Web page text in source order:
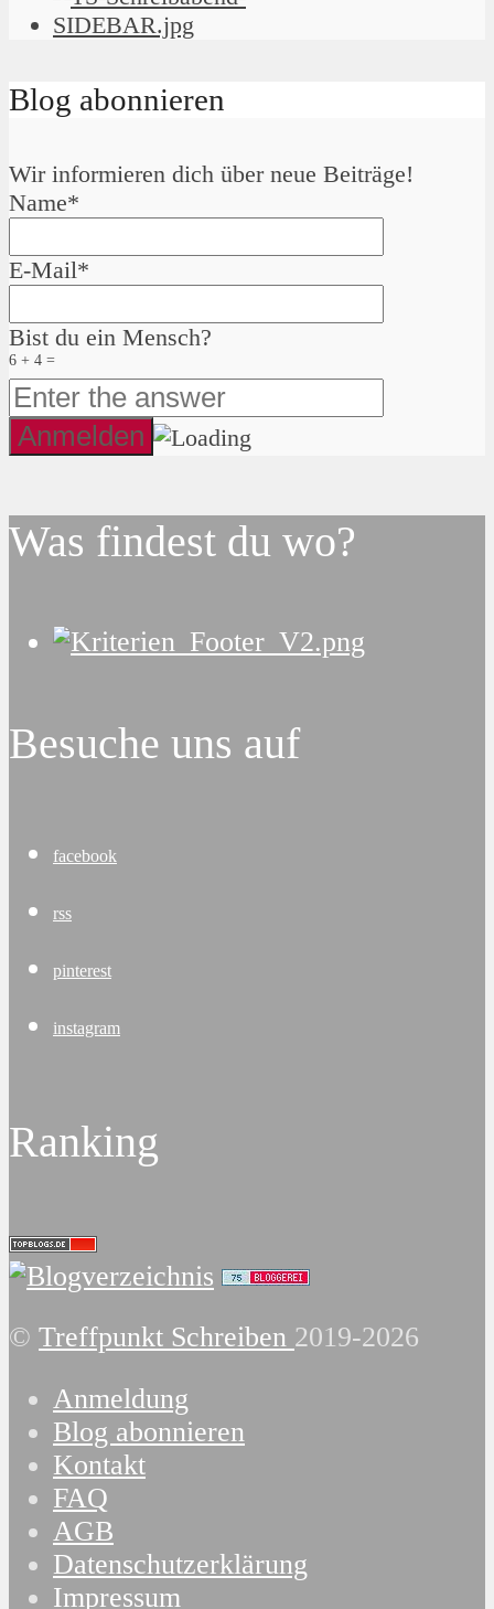
Blog abonnieren
Wir informieren dich über neue Beiträge!
Name*
E-Mail*
Bist du ein Mensch?
6 + 4 =
Was findest du wo?
Besuche uns auf
facebook
rss
pinterest
instagram
Ranking
© Treffpunkt Schreiben 2019-2026
Anmeldung
Blog abonnieren
Kontakt
FAQ
AGB
Datenschutzerklärung
Impressum